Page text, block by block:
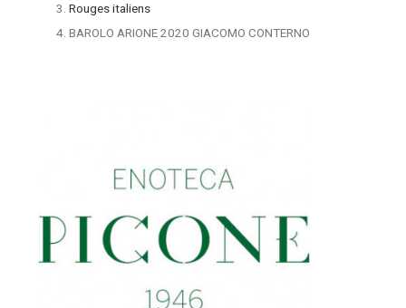
Rouges italiens
BAROLO ARIONE 2020 GIACOMO CONTERNO